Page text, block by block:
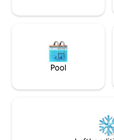
Pool